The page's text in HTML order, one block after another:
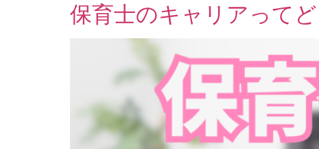
保育士のキャリアって